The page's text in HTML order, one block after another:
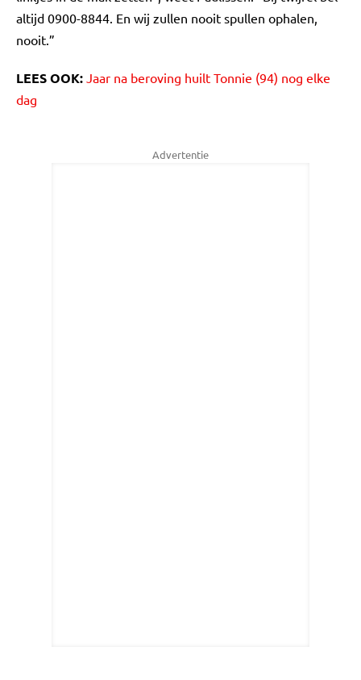
altijd 0900-8844. En wij zullen nooit spullen ophalen,
nooit.”
LEES OOK: Jaar na beroving huilt Tonnie (94) nog elke
dag
Advertentie